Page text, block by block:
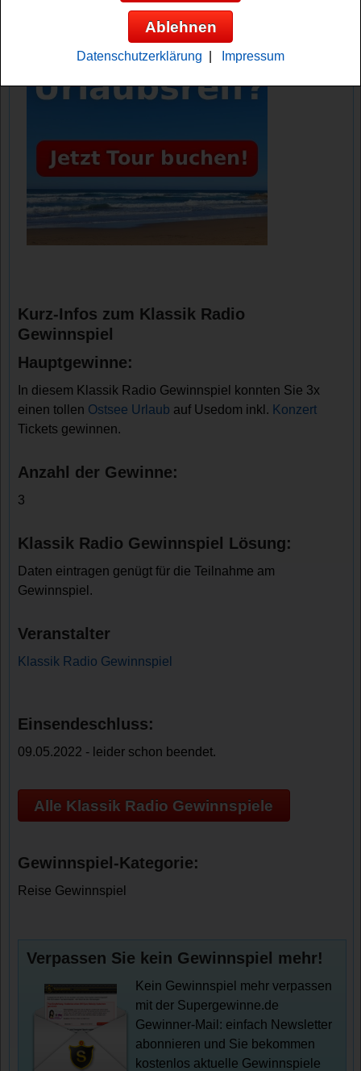
Kurz-Infos zum Klassik Radio
Gewinnspiel
Hauptgewinne:
In diesem Klassik Radio Gewinnspiel konnten Sie 3x
einen tollen Ostsee Urlaub auf Usedom inkl. Konzert
Tickets gewinnen.
Anzahl der Gewinne:
3
Klassik Radio Gewinnspiel Lösung:
Daten eintragen genügt für die Teilnahme am
Gewinnspiel.
Veranstalter
Klassik Radio Gewinnspiel
Einsendeschluss:
09.05.2022 - leider schon beendet.
Alle Klassik Radio Gewinnspiele
Gewinnspiel-Kategorie:
Reise Gewinnspiel
Verpassen Sie kein Gewinnspiel mehr!
Kein Gewinnspiel mehr verpassen
mit der Supergewinne.de
Gewinner-Mail: einfach Newsletter
abonnieren und Sie bekommen
kostenlos aktuelle Gewinnspiele
Ablehnen
Datenschutzerklärung Impressum